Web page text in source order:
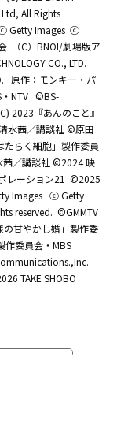
All Rights
Getty Images ⓒ
（C）BNOI/劇場版ア
CO., LTD.
原作：モンキー・パ
NTV ©BS-
2023『あんのこと』
水茜／講談社 ©原田
らく細胞」製作委員
／講談社 ©2024 映
レーション21 ©2025
Images ⓒ Getty
reserved. ©GMMTV
甘やかし婚」製作委
作委員会・MBS
TAKE SHOBO